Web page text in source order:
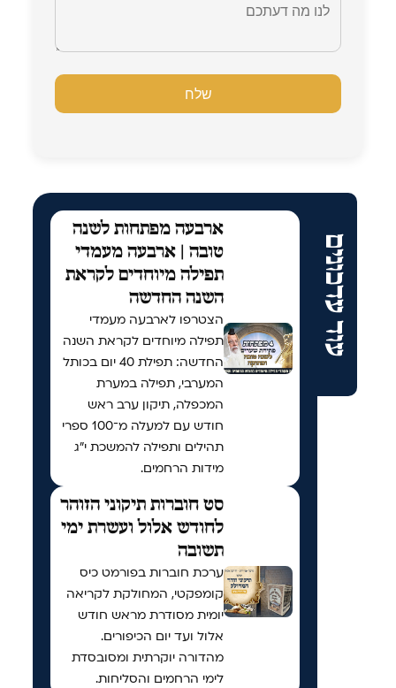
עוד עדכונים
ארבעה מפתחות לשנה
טובה | ארבעה מעמדי
תפילה מיוחדים לקראת
השנה החדשה
הצטרפו לארבעה מעמדי
תפילה מיוחדים לקראת השנה
החדשה: תפילת 40 יום בכותל
המערבי, תפילה במערת
המכפלה, תיקון ערב ראש
חודש עם למעלה מ־100 ספרי
תהילים ותפילה להמשכת י"ג
מידות הרחמים.
סט חוברות תיקוני הזוהר
לחודש אלול ועשרת ימי
תשובה
ערכת חוברות בפורמט כיס
קומפקטי, המחולקת לקריאה
יומית מסודרת מראש חודש
אלול ועד יום הכיפורים.
מהדורה יוקרתית ומסובסדת
לימי הרחמים והסליחות.